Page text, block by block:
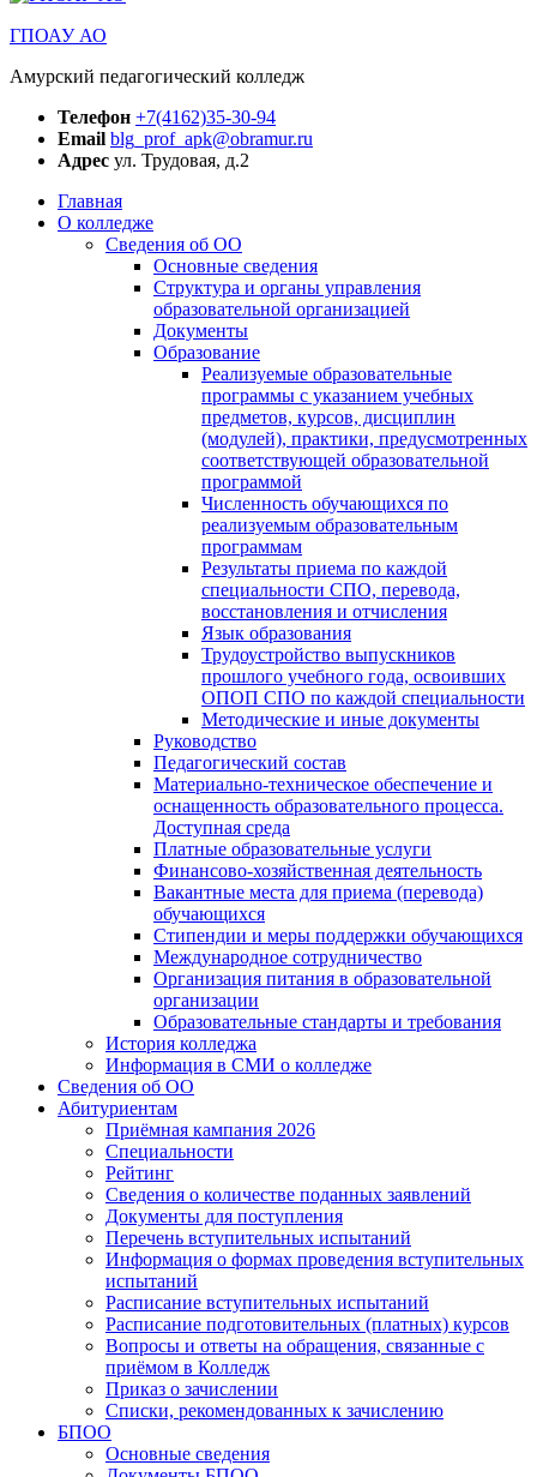
ГПОАУ АО
Амурский педагогический колледж
Телефон +7(4162)35-30-94
Email blg_prof_apk@obramur.ru
Адрес ул. Трудовая, д.2
Главная
О колледже
Сведения об ОО
Основные сведения
Структура и органы управления
образовательной организацией
Документы
Образование
Реализуемые образовательные
программы с указанием учебных
предметов, курсов, дисциплин
(модулей), практики, предусмотренных
соответствующей образовательной
программой
Численность обучающихся по
реализуемым образовательным
программам
Результаты приема по каждой
специальности СПО, перевода,
восстановления и отчисления
Язык образования
Трудоустройство выпускников
прошлого учебного года, освоивших
ОПОП СПО по каждой специальности
Методические и иные документы
Руководство
Педагогический состав
Материально-техническое обеспечение и
оснащенность образовательного процесса.
Доступная среда
Платные образовательные услуги
Финансово-хозяйственная деятельность
Вакантные места для приема (перевода)
обучающихся
Стипендии и меры поддержки обучающихся
Международное сотрудничество
Организация питания в образовательной
организации
Образовательные стандарты и требования
История колледжа
Информация в СМИ о колледже
Сведения об ОО
Абитуриентам
Приёмная кампания 2026
Специальности
Рейтинг
Сведения о количестве поданных заявлений
Документы для поступления
Перечень вступительных испытаний
Информация о формах проведения вступительных
испытаний
Расписание вступительных испытаний
Расписание подготовительных (платных) курсов
Вопросы и ответы на обращения, связанные с
приёмом в Колледж
Приказ о зачислении
Списки, рекомендованных к зачислению
БПОО
Основные сведения